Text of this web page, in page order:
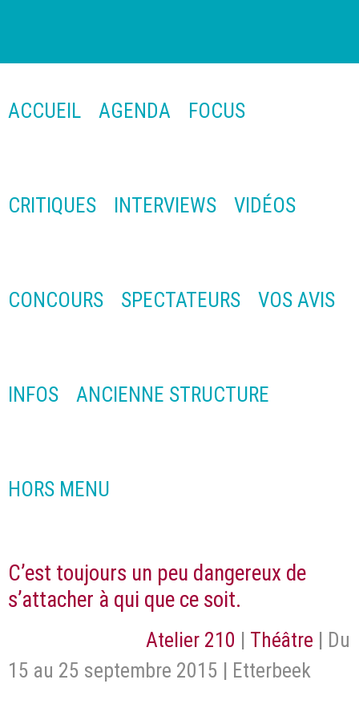
ACCUEIL AGENDA FOCUS
CRITIQUES INTERVIEWS VIDÉOS
CONCOURS SPECTATEURS VOS AVIS
INFOS ANCIENNE STRUCTURE
HORS MENU
C’est toujours un peu dangereux de
s’attacher à qui que ce soit.
Atelier 210 | Théâtre
15 au 25 septembre 2015 | Etterbeek